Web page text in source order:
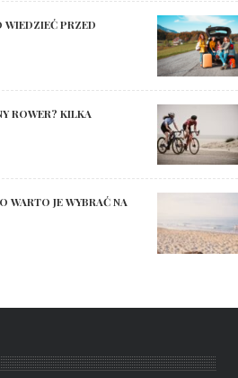
PRZED
ROWER? KILKA
WARTO JE WYBRAĆ NA